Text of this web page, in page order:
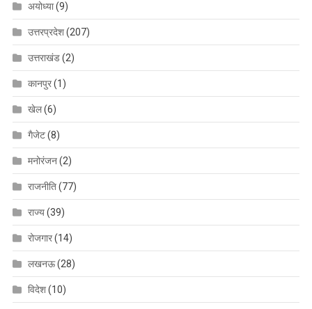
अयोध्या(9)
उत्तरप्रदेश(207)
उत्तराखंड(2)
कानपुर(1)
खेल(6)
गैजेट(8)
मनोरंजन(2)
राजनीति(77)
राज्य(39)
रोजगार(14)
लखनऊ(28)
विदेश(10)